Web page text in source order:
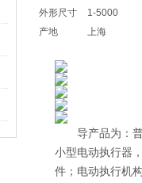
外形尺寸
1-5000
产地
上海
导产品为：普
小型电动执行器
件；电动执行机